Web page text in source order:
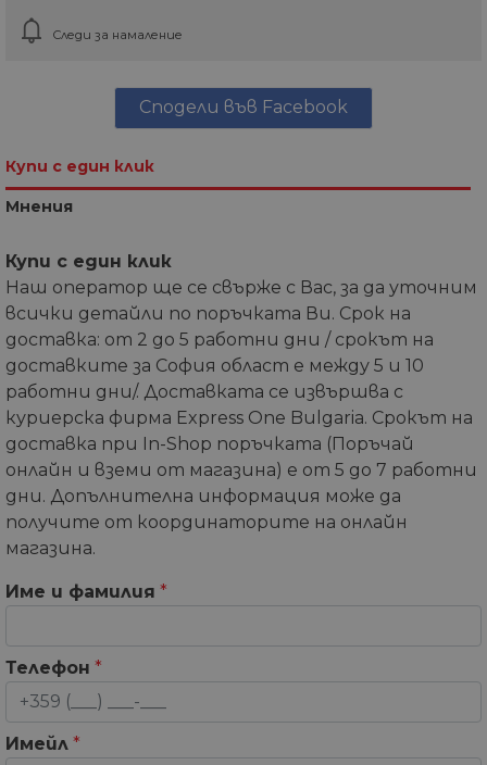
Следи за намаление
Сподели във Facebook
Купи с един клик
Мнения
Купи с един клик
Наш оператор ще се свърже с Вас, за да уточним
всички детайли по поръчката Ви. Срок на
доставка: от 2 до 5 работни дни / срокът на
доставките за София област е между 5 и 10
работни дни/. Доставката се извършва с
куриерска фирма Express One Bulgaria. Срокът на
доставка при In-Shop поръчката (Поръчай
онлайн и вземи от магазина) е от 5 до 7 работни
дни. Допълнителна информация може да
получите от координаторите на онлайн
магазина.
Име и фамилия *
Телефон *
Имейл *